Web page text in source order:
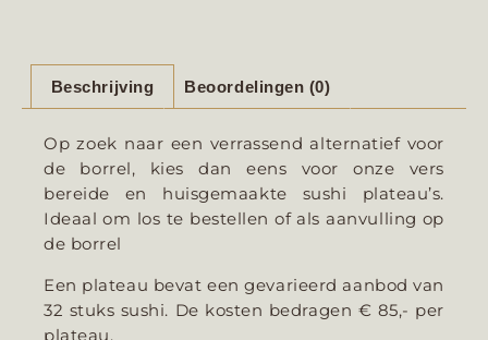
Beschrijving Beoordelingen (0)
Op zoek naar een verrassend alternatief voor
de borrel, kies dan eens voor onze vers
bereide en huisgemaakte sushi plateau’s.
Ideaal om los te bestellen of als aanvulling op
de borrel
Een plateau bevat een gevarieerd aanbod van
32 stuks sushi. De kosten bedragen € 85,- per
plateau.